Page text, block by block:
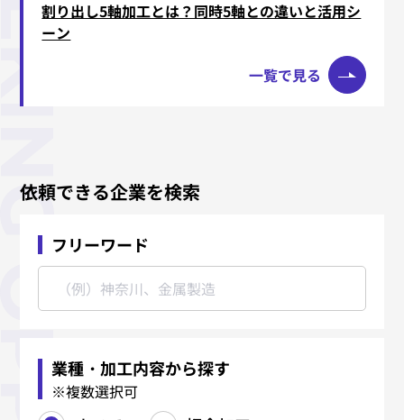
割り出し5軸加工とは？同時5軸との違いと活用シ
ーン
一覧で見る
依頼できる企業を検索
フリーワード
業種・加工内容から探す
※複数選択可